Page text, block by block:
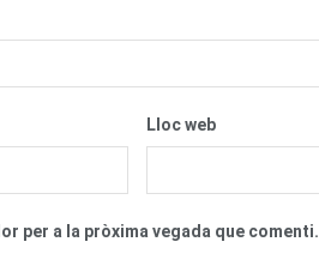
Lloc web
per a la pròxima vegada que comenti.